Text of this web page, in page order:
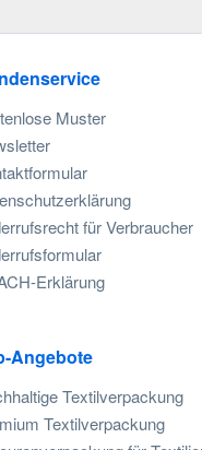
Muster
für Verbraucher
Erklärung
Angebote
Textilverpackung
Textilverpackung